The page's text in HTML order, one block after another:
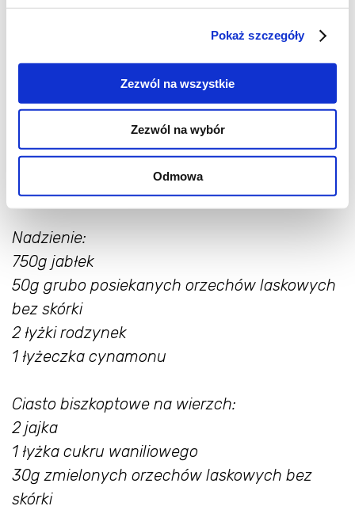
Pokaż szczegóły
Zezwól na wszystkie
Zezwól na wybór
Odmowa
200g masła
50g zmielonych orzechów laskowych bez
100g cukru
2 łyżki gęstej śmietany
Nadzienie:
750g jabłek
50g grubo posiekanych orzechów laskowych
bez skórki
2 łyżki rodzynek
1 łyżeczka cynamonu
Ciasto biszkoptowe na wierzch:
2 jajka
1 łyżka cukru waniliowego
30g zmielonych orzechów laskowych bez
skórki